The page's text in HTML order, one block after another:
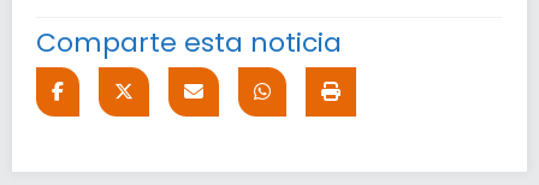
Comparte esta noticia